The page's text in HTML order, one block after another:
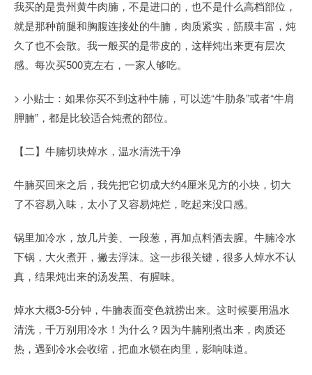
我买的是贵州黄牛肉腩，不是进口的，也不是什么高档部位，
就是那种前腿和胸腹连接处的牛腩，肉质紧实，筋膜丰富，炖
久了也不会散。我一般买的是带皮的，这样炖出来更有层次
感。每次买500克左右，一家人够吃。
> 小贴士：如果你买不到这种牛腩，可以选“牛肋条”或者“牛肩
胛腩”，都是比较适合炖煮的部位。
【二】牛腩切块焯水，温水清洗干净
牛腩买回来之后，我先把它切成大约4厘米见方的小块，切大
了不容易入味，太小了又容易炖烂，吃起来没口感。
锅里加冷水，放几片姜、一段葱，再加点料酒去腥。牛腩冷水
下锅，大火煮开，撇去浮沫。这一步很关键，很多人焯水不认
真，结果炖出来的汤发黑、有腥味。
焯水大概3-5分钟，牛腩表面变色就捞出来。这时候要用温水
清洗，千万别用冷水！为什么？因为牛腩刚煮出来，肉质还
热，遇到冷水会收缩，把血水锁在肉里，影响味道。